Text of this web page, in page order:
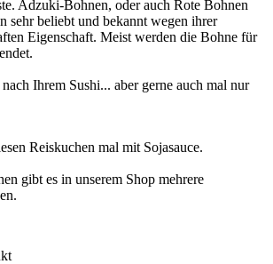
Adzuki-Bohnen, oder auch Rote Bohnen
sehr beliebt und bekannt wegen ihrer
Eigenschaft. Meist werden die Bohne für
Ihrem Sushi... aber gerne auch mal nur
Reiskuchen mal mit Sojasauce.
gibt es in unserem Shop mehrere